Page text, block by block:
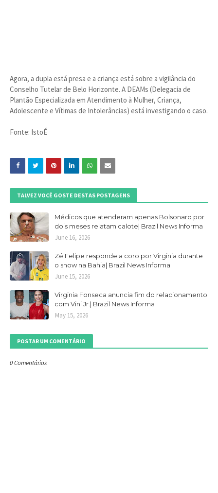
Agora, a dupla está presa e a criança está sobre a vigilância do
Conselho Tutelar de Belo Horizonte. A DEAMs (Delegacia de
Plantão Especializada em Atendimento à Mulher, Criança,
Adolescente e Vítimas de Intolerâncias) está investigando o caso.
Fonte: IstoÉ
TALVEZ VOCÊ GOSTE DESTAS POSTAGENS
Médicos que atenderam apenas Bolsonaro por
dois meses relatam calote| Brazil News Informa
June 16, 2026
Zé Felipe responde a coro por Virginia durante
o show na Bahia| Brazil News Informa
June 15, 2026
Virginia Fonseca anuncia fim do relacionamento
com Vini Jr.| Brazil News Informa
May 15, 2026
POSTAR UM COMENTÁRIO
0 Comentários